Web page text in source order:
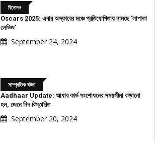
বিনোদন
Oscars 2025: এবার অস্কারের মঞ্চে প্রতিযোগিতায় নামছে 'লাপাতা
লেডিজ'
September 24, 2024
সাম্প্রতিক ঘটনা
Aadhaar Update: আধার কার্ড সংশোধনের সময়সীমা বাড়ানো
হল, জেনে নিন বিস্তারিত
September 20, 2024